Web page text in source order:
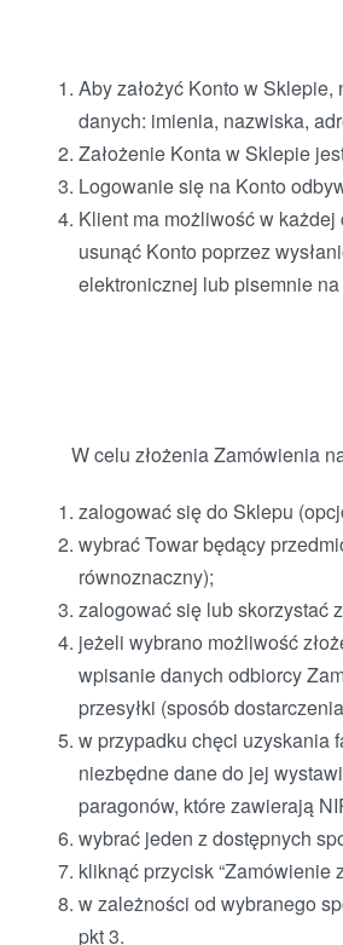
Aby założyć Konto w
danych: imienia, nazwiska,
Założenie Konta w Sklepie
Logowanie się na Konto
Klient ma możliwość w
usunąć Konto poprzez
elektronicznej lub pisemnie
W celu złożenia Zamówienia
zalogować się do Sklepu
wybrać Towar będący
równoznaczny);
zalogować się lub skorzystać
jeżeli wybrano możliwość
wpisanie danych odbiorcy
przesyłki (sposób
w przypadku chęci uzyskania
niezbędne dane do jej
paragonów, które zawierają
wybrać jeden z dostępnych
kliknąć przycisk “Zamówienie
w zależności od wybranego
pkt 3.